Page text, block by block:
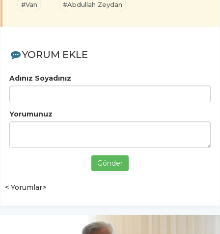
#Van #Abdullah Zeydan
YORUM EKLE
Adınız Soyadınız
Yorumunuz
Gönder
< Yorumlar>